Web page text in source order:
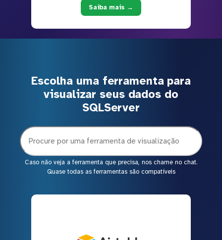
Saiba mais →
Escolha uma ferramenta para
visualizar seus dados do
SQLServer
Caso não veja a ferramenta que precisa, nos chame no chat.
Quase todas as ferramentas são compatíveis